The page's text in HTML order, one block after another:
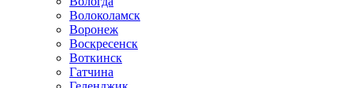
Волоколамск
Воронеж
Воскресенск
Воткинск
Гатчина